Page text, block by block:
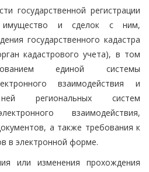
государственной регистрации
и сделок с ним,
государственного кадастра
кадастрового учета), в том
единой системы
взаимодействия и
региональных систем
взаимодействия,
а также требования к
в электронной форме.
или изменения прохождения